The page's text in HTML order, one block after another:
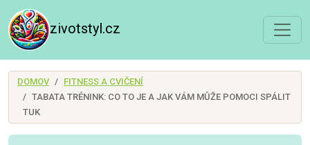
zivotstyl.cz
DOMOV
FITNESS A CVIČENÍ
TABATA TRÉNINK: CO TO JE A JAK VÁM MŮŽE POMOCI SPÁLIT
TUK